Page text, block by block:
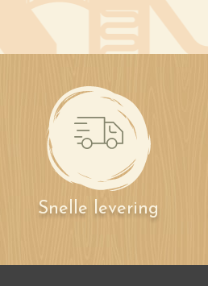
Snelle levering